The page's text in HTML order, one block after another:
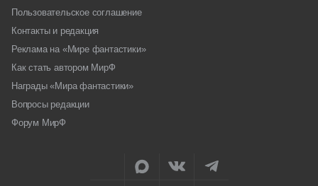
Пользовательское соглашение
Контакты и редакция
Реклама на «Мире фантастики»
Как стать автором МирФ
Награды «Мира фантастики»
Вопросы редакции
Форум МирФ